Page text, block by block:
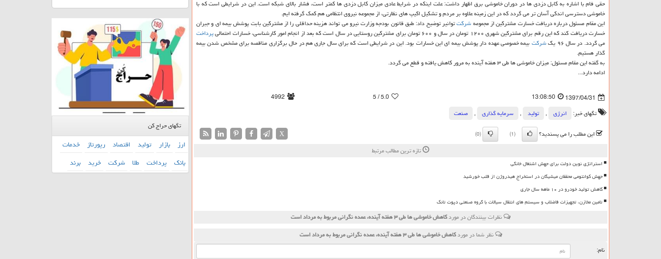
حقی فام با اشاره به كابل دزدی ها در دوران خاموشی برق اظهار داشت: علت اینكه در شرایط عادی میزان كابل دزدی ها كمتر است، فشار بالای شبكه است. این در شرایطی است كه با
خاموشی دسترسی اندكی آسان تر می گردد كه در این زمینه علاوه بر مردم و تشكیل اكیپ های نظارتی، از مجموعه نیروی انتظامی هم كمك گرفته ایم.
این مقام مسئول درباره دریافت خسارت مشتركین از مجموعهشركتتوانیر توضیح داد: طبق قانون بودجه وزارت نیرو می تواند هزینه حداقلی را از مشتركین بابت پوشش بیمه ای و جبران
خسارت دریافت كند كه این رقم برای مشتركین شهری ۱۲۰۰ تومان در سال و ۶۰۰ تومان برای مشتركین روستایی در سال است كه بعد از انجام امور كارشناسی، خسارات احتمالی
پرداخت
می گردد. در سال ۹۶ یك
شركتبیمه خصوصی عهده دار پوشش بیمه ای این خسارات بود. این در شرایطی است كه برای سال جاری هم در حال برگزاری مناقصه برای مشخص شدن بیمه
گذار هستیم.
به گفته این مقام مسئول: میزان خاموشی ها طی ۳ هفته آینده به مرور كاهش یافته و قطع می گردد.
ادامه دارد...
1397/04/31
13:08:50
5.0
/ 5
4992
تگهای خبر:
انرژی , تولید , سرمایه گذاری ,
صنعت
این مطلب را می پسندید؟
(1)
(0)
X
تازه ترین مطالب مرتبط
استراتژی نوین دولت برای جهش اشتغال خانگی
جهش کوانتومی محققان میشیگان در استخراج هیدروژن از قلب خورشید
کاهش تولید خودرو در ۱۰ ماهه سال جاری
تامین مخازن، تجهیزات فاضلاب و سیستم های انتقال سیالات با گروه صنعتی دپوت تانک
نظرات بینندگان در موردكاهش خاموشی ها طی ۳ هفته آینده، عمده نگرانی مربوط به مرداد است
نظر شما در موردكاهش خاموشی ها طی ۳ هفته آینده، عمده نگرانی مربوط به مرداد است
نام:
تگهای حراج کن
ارز بازار تولید اقتصاد رپورتاژ خدمات
بانك پرداخت طلا شركت خرید برند